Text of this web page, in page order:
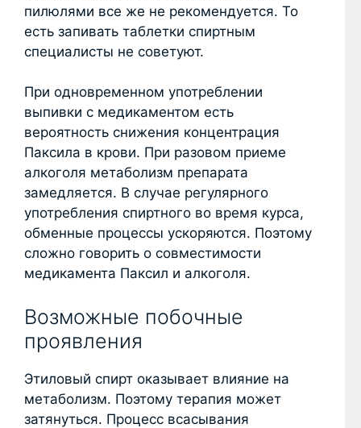
пилюлями все же не рекомендуется. То
есть запивать таблетки спиртным
специалисты не советуют.
При одновременном употреблении
выпивки с медикаментом есть
вероятность снижения концентрация
Паксила в крови. При разовом приеме
алкоголя метаболизм препарата
замедляется. В случае регулярного
употребления спиртного во время курса,
обменные процессы ускоряются. Поэтому
сложно говорить о совместимости
медикамента Паксил и алкоголя.
Возможные побочные
проявления
Этиловый спирт оказывает влияние на
метаболизм. Поэтому терапия может
затянуться. Процесс всасывания